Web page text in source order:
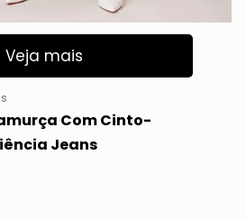
Veja mais
Com Cinto-
Jeans